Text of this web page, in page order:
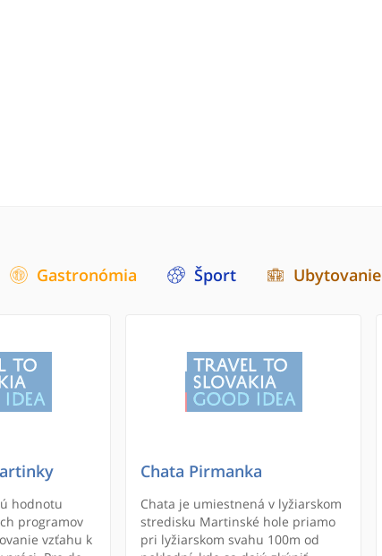
Gastronómia Šport Ubytovanie
hodnotu
programov
vzťahu k
Chata Pirmanka
Chata je umiestnená v lyžiarskom
stredisku Martinské hole priamo
pri lyžiarskom svahu 100m od